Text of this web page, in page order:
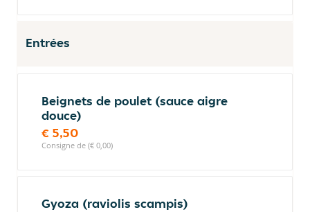
Entrées
Beignets de poulet (sauce aigre
douce)
€ 5,50
Consigne de (€ 0,00)
Gyoza (raviolis scampis)